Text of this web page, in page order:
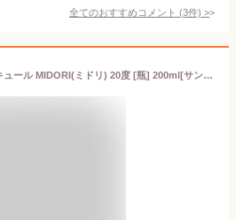
全てのおすすめコメント (3件) >
サントリー メロンリキュール MIDORI(ミドリ) 20度 [瓶] 200ml[サントリー アメリカ リキュール YMIBNU]ギフト プレゼント 贈り物 お祝い 内祝い お返し 誕生日プレゼント 父の日 敬老の日